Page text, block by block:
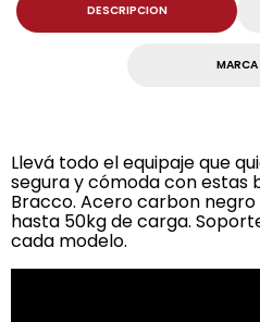
DESCRIPCION
MARCA
Llevá todo el equipaje que
segura y cómoda con estas
Bracco. Acero carbon
hasta 50kg de carga.
cada modelo.